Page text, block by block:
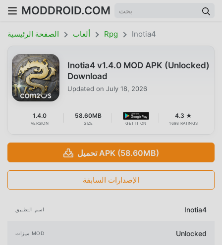
MODDROID.COM
الصفحة الرئيسية ألعاب Rpg Inotia4
Inotia4 v1.4.0 MOD APK (Unlocked)
Download
Updated on July 18, 2026
1.4.0
VERSION
58.60MB
SIZE GET IT ON
4.3 ★
1698 RATINGS
تحميل APK (58.60MB)
الإصدارات السابقة
اسم التطبيق Inotia4
ميزات MOD Unlocked